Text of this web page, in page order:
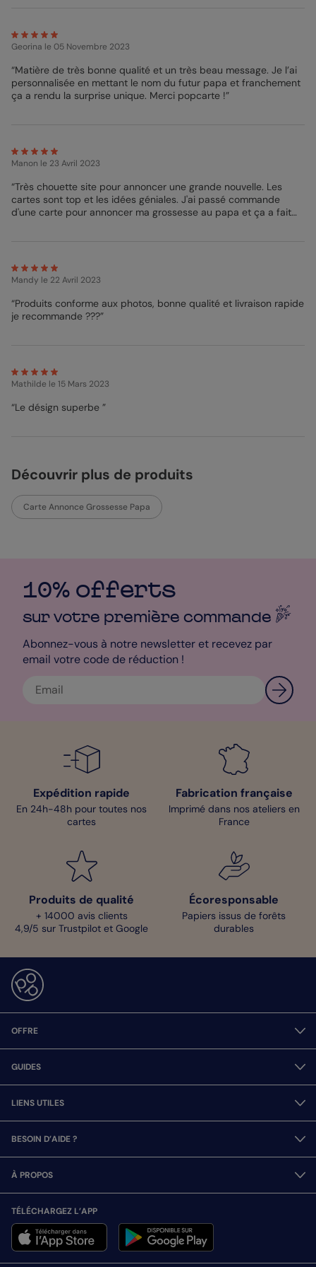
Bénédicte - Pop Designer
Georina le 05 Novembre 2023
“Matière de très bonne qualité et un très beau message. Je l’ai
personnalisée en mettant le nom du futur papa et franchement
ça a rendu la surprise unique. Merci popcarte !”
Manon le 23 Avril 2023
“Très chouette site pour annoncer une grande nouvelle. Les
cartes sont top et les idées géniales. J'ai passé commande
d'une carte pour annoncer ma grossesse au papa et ça a fait
Mandy le 22 Avril 2023
“Produits conforme aux photos, bonne qualité et livraison rapide
je recommande ???”
Mathilde le 15 Mars 2023
“Le désign superbe ”
Découvrir plus de produits
Carte Annonce Grossesse Papa
10% offerts
sur votre première commande
Abonnez-vous à notre newsletter et recevez par
email votre code de réduction !
Expédition rapide
En 24h-48h pour toutes nos
cartes
Fabrication française
Imprimé dans nos ateliers en
France
Produits de qualité
+ 14000 avis clients
4,9/5 sur Trustpilot et Google
Écoresponsable
Papiers issus de forêts
durables
OFFRE
GUIDES
LIENS UTILES
BESOIN D’AIDE ?
À PROPOS
TÉLÉCHARGEZ L’APP